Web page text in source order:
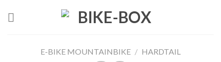
E-BIKE MOUNTAINBIKE / HARDTAIL